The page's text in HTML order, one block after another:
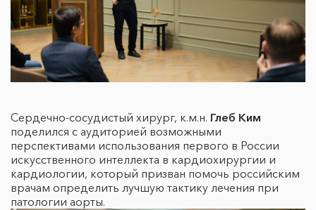
Сердечно-сосудистый хирург, к.м.н. Глеб Ким
поделился с аудиторией возможными
перспективами использования первого в России
искусственного интеллекта в кардиохирургии и
кардиологии, который призван помочь российским
врачам определить лучшую тактику лечения при
патологии аорты.